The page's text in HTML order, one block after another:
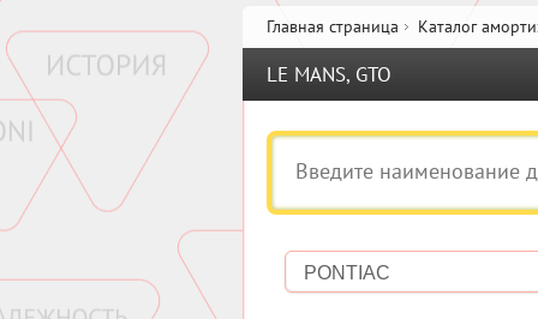
Главная страница Каталог
LE MANS, GTO
PONTIAC